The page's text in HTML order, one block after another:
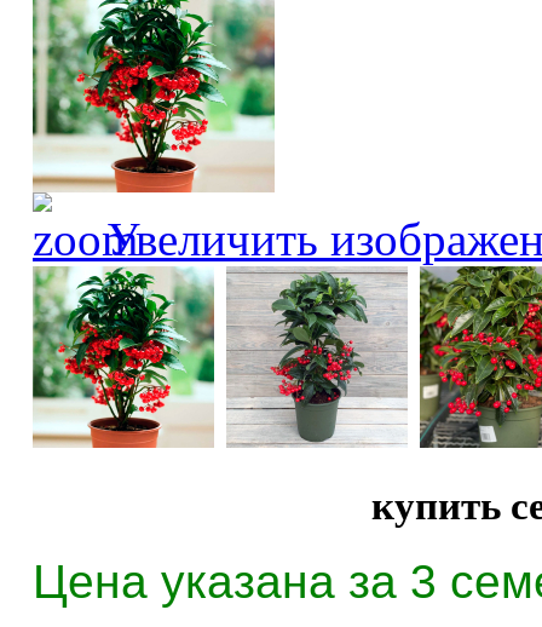
Увеличить
купить
Цена указана за 3